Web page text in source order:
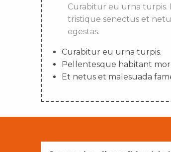
Curabitur eu urna
tristique senectus et
egestas.
Curabitur eu urna turpis.
Pellentesque habitant
Et netus et malesuada